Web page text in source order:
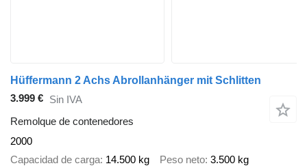
Hüffermann 2 Achs Abrollanhänger mit Schlitten
3.999 € Sin IVA
Remolque de contenedores
2000
Capacidad de carga 14.500 kg Peso neto 3.500 kg